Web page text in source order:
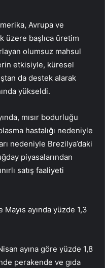
Avrupa ve
üzere başlıca üretim
olumsuz mahsul
etkisiyle, küresel
da destek alarak
yükseldi.
mısır bodurluğu
hastalığı nedeniyle
nedeniyle Brezilya’daki
piyasalarından
satış faaliyeti
ayında yüzde 1,3
ayına göre yüzde 1,8
perakende ve gıda